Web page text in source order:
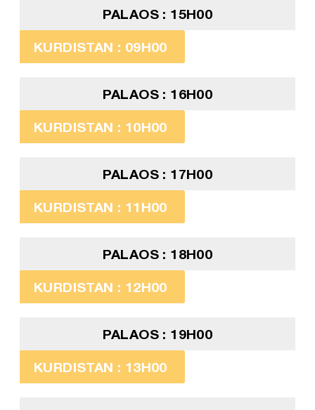
PALAOS : 15H00
KURDISTAN : 09H00
PALAOS : 16H00
KURDISTAN : 10H00
PALAOS : 17H00
KURDISTAN : 11H00
PALAOS : 18H00
KURDISTAN : 12H00
PALAOS : 19H00
KURDISTAN : 13H00